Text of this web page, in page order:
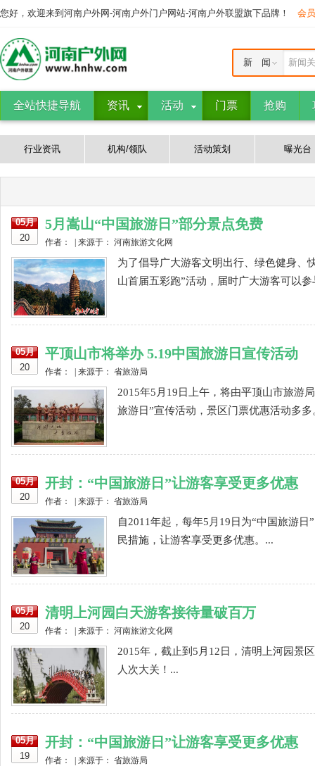
您好，欢迎来到河南户外网-河南户外门户网站-河南户外联盟旗下品牌！ 会
新闻
新 闻
全站快捷导航 资讯 活动 门票 抢购
行业资讯 机构/领队 活动策划 曝光台
05月
20
5月嵩山“中国旅游日”部分景点免费
作者： | 来源于： 河南旅游文化网
为了倡导广大游客文明出行、绿色健身、
山首届五彩跑”活动，届时广大游客可以
05月
20
平顶山市将举办 5.19中国旅游日宣传活动
作者： | 来源于： 省旅游局
2015年5月19日上午，将由平顶山市旅游
旅游日”宣传活动，景区门票优惠活动多多
05月
20
开封：“中国旅游日”让游客享受更多优惠
作者： | 来源于： 省旅游局
自2011年起，每年5月19日为“中国旅游
民措施，让游客享受更多优惠。...
05月
20
清明上河园白天游客接待量破百万
作者： | 来源于： 河南旅游文化网
2015年，截止到5月12日，清明上河园景
人次大关！...
05月
19
开封：“中国旅游日”让游客享受更多优惠
作者： | 来源于： 省旅游局